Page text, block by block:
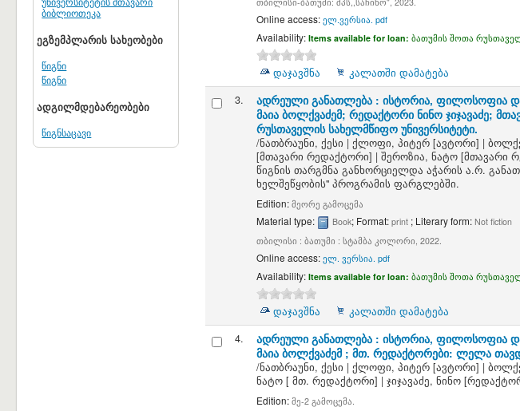
ბიბლიოთეკა
ეგზემპლარის სახეობები
წიგნი
წიგნი
ადგილმდებარეობები
წიგნსაცავი
Online access: ელ.ვერსია. pdf
Availability: Items available for loan: ბათუმის შოთა
დაჯავშნა
კალათში დამატება
3.
ადრეული განათლება : ისტორია, ფილოსოფია
მაია ბოლქვაძემ; რედაქტორი ნინო ჯიჯავაძე;
რუსთაველის სახელმწიფო უნივერსიტეტი.
/ნათბრაუნი, ქესი | ქლოფი, პიტერ[ავტორი] |
[მთავარი რედაქტორი] | შეროზია, ნატო[მთავარი
წიგნის თარგმნა განხორციელდა აჭარის ა.რ.
ხელშეწყობის" პროგრამის ფარგლებში.
Edition: მეორე გამოცემა
Material type: Book; Format: print ; Literary form: Not fiction
თბილისი : ბათუმი : სტამბა კოლორი, 2022.
Online access: ელ. ვერსია. pdf
Availability: Items available for loan: ბათუმის შოთა
დაჯავშნა
კალათში დამატება
4.
ადრეული განათლება : ისტორია, ფილოსოფია
მაია ბოლქვაძემ ; მთ. რედაქტორები: ლელა
/ნათბრაუნი, ქესი | ქლოფი, პიტერ[ავტორი] |
ნატო[ მთ. რედაქტორი] | ჯიჯავაძე, ნინო
Edition: მე-2 გამოცემა.